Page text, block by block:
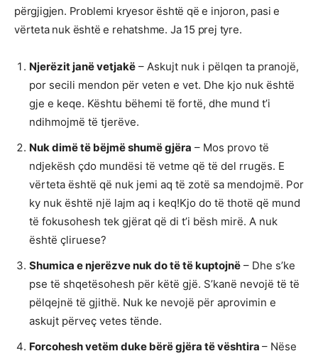
përgjigjen. Problemi kryesor është që e injoron, pasi e
vërteta nuk është e rehatshme. Ja 15 prej tyre.
Njerëzit janë vetjakë – Askujt nuk i pëlqen ta pranojë,
por secili mendon për veten e vet. Dhe kjo nuk është
gje e keqe. Kështu bëhemi të fortë, dhe mund t’i
ndihmojmë të tjerëve.
Nuk dimë të bëjmë shumë gjëra – Mos provo të
ndjekësh çdo mundësi të vetme që të del rrugës. E
vërteta është që nuk jemi aq të zotë sa mendojmë. Por
ky nuk është një lajm aq i keq!Kjo do të thotë që mund
të fokusohesh tek gjërat që di t’i bësh mirë. A nuk
është çliruese?
Shumica e njerëzve nuk do të të kuptojnë – Dhe s’ke
pse të shqetësohesh për këtë gjë. S’kanë nevojë të të
pëlqejnë të gjithë. Nuk ke nevojë për aprovimin e
askujt përveç vetes tënde.
Forcohesh vetëm duke bërë gjëra të vështira – Nëse